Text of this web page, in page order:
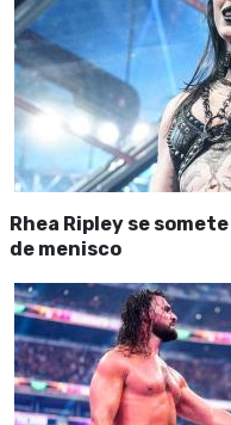
Rhea Ripley se
de menisco